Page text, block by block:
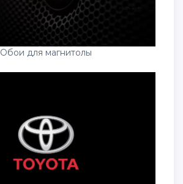
Обои для магнитолы